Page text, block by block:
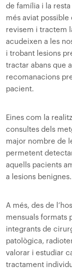
de família i la
més aviat
revisem i tractem
acudeixen a les
i trobant lesions
tractar abans que
recomanacions
pacient.
Eines com la
consultes dels
major nombre de
permetent
aquells pacients
a lesions benignes.
A més, des de
mensuals formats
integrants de
patològica,
valorar i estudiar
tractament